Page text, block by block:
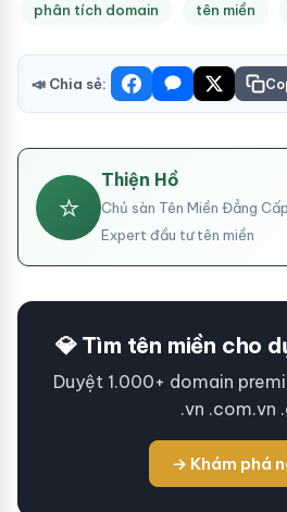
phân tích domain tên miền
📣 Chia sẻ:
⭐
Thiện Hồ
Chủ sàn Tên Miền Đẳng
Expert đầu tư tên miền
💎 Tìm tên miền cho
Duyệt 1.000+ domain
.vn .com.vn
→ Khám phá